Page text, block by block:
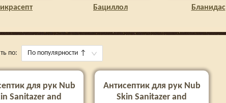
Бациллол Бланидас
по: По популярности ↑
для рук Nub
Sanitazer and
Антисептик для рук Nub
Skin Sanitazer and